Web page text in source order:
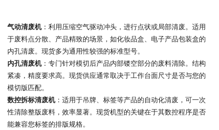
气动清废机：利用压缩空气驱动冲头，进行点状或局部清废。适用
于废料点分散、产品精致的场景，如化妆品盒、电子产品包装盒的
内孔清废。现货多为通用性较强的标准型号。
内孔清废机：专门针对模切后产品内部镂空部分的废料清除。结构
紧凑，精度要求高。现货供应通常取决于工作台面尺寸是否与您的
模切版匹配。
数控拆标清废机：适用于吊牌、标签等产品的自动化清废，可一次
性清除整版废料，效率显著。现货机型的关键在于其数控程序是否
能兼容您标签的排版规格。